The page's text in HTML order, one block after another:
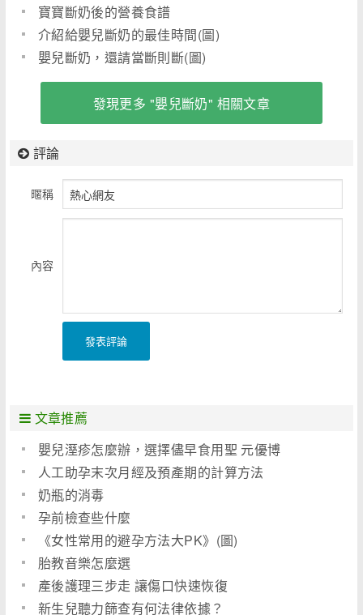
寶寶斷奶後的營養食譜
介紹給嬰兒斷奶的最佳時間(圖)
嬰兒斷奶，還請當斷則斷(圖)
發現更多 "嬰兒斷奶" 相關文章
評論
暱稱
內容
發表評論
文章推薦
嬰兒溼疹怎麼辦，選擇儘早食用聖 元優博
人工助孕末次月經及預產期的計算方法
奶瓶的消毒
孕前檢查些什麼
《女性常用的避孕方法大PK》(圖)
胎教音樂怎麼選
產後護理三步走 讓傷口快速恢復
新生兒聽力篩查有何法律依據？